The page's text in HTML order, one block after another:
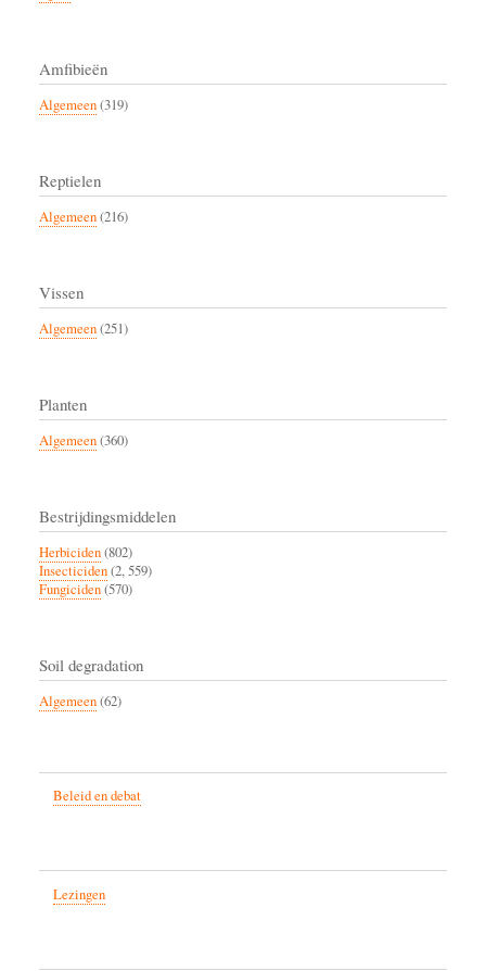
Amfibieën
Algemeen(319)
Reptielen
Algemeen(216)
Vissen
Algemeen(251)
Planten
Algemeen(360)
Bestrijdingsmiddelen
Herbiciden(802)
Insecticiden(2, 559)
Fungiciden(570)
Soil degradation
Algemeen(62)
Beleid en debat
Lezingen